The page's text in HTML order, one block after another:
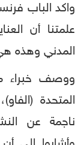
واكد الباب
علمتنا أن
المدني وهذه
ووصف خبراء
المتحدة
ناجمة عن